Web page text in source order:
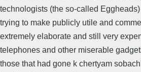
technologists (the so-called
trying to make publicly utile and
extremely elaborate and still very
telephones and other miserable
those that had gone k chertyam